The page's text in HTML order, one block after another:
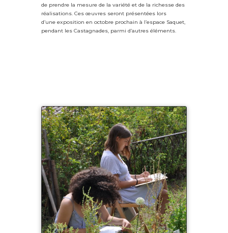
de prendre la mesure de la variété et de la richesse des
réalisations. Ces œuvres seront présentées lors
d’une exposition en octobre prochain à l’espace Saquet,
pendant les Castagnades, parmi d’autres éléments.